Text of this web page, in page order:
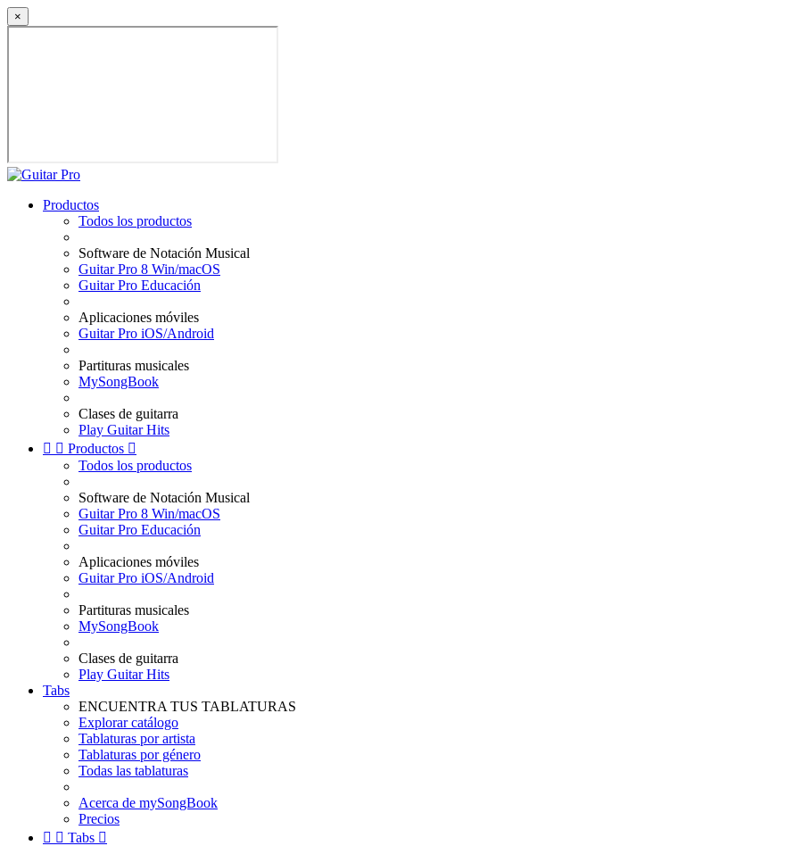
×
Productos
Todos los productos
Software de Notación Musical
Guitar Pro 8 Win/macOS
Guitar Pro Educación
Aplicaciones móviles
Guitar Pro iOS/Android
Partituras musicales
MySongBook
Clases de guitarra
Play Guitar Hits
  Productos 
Todos los productos
Software de Notación Musical
Guitar Pro 8 Win/macOS
Guitar Pro Educación
Aplicaciones móviles
Guitar Pro iOS/Android
Partituras musicales
MySongBook
Clases de guitarra
Play Guitar Hits
Tabs
ENCUENTRA TUS TABLATURAS
Explorar catálogo
Tablaturas por artista
Tablaturas por género
Todas las tablaturas
Acerca de mySongBook
Precios
  Tabs 